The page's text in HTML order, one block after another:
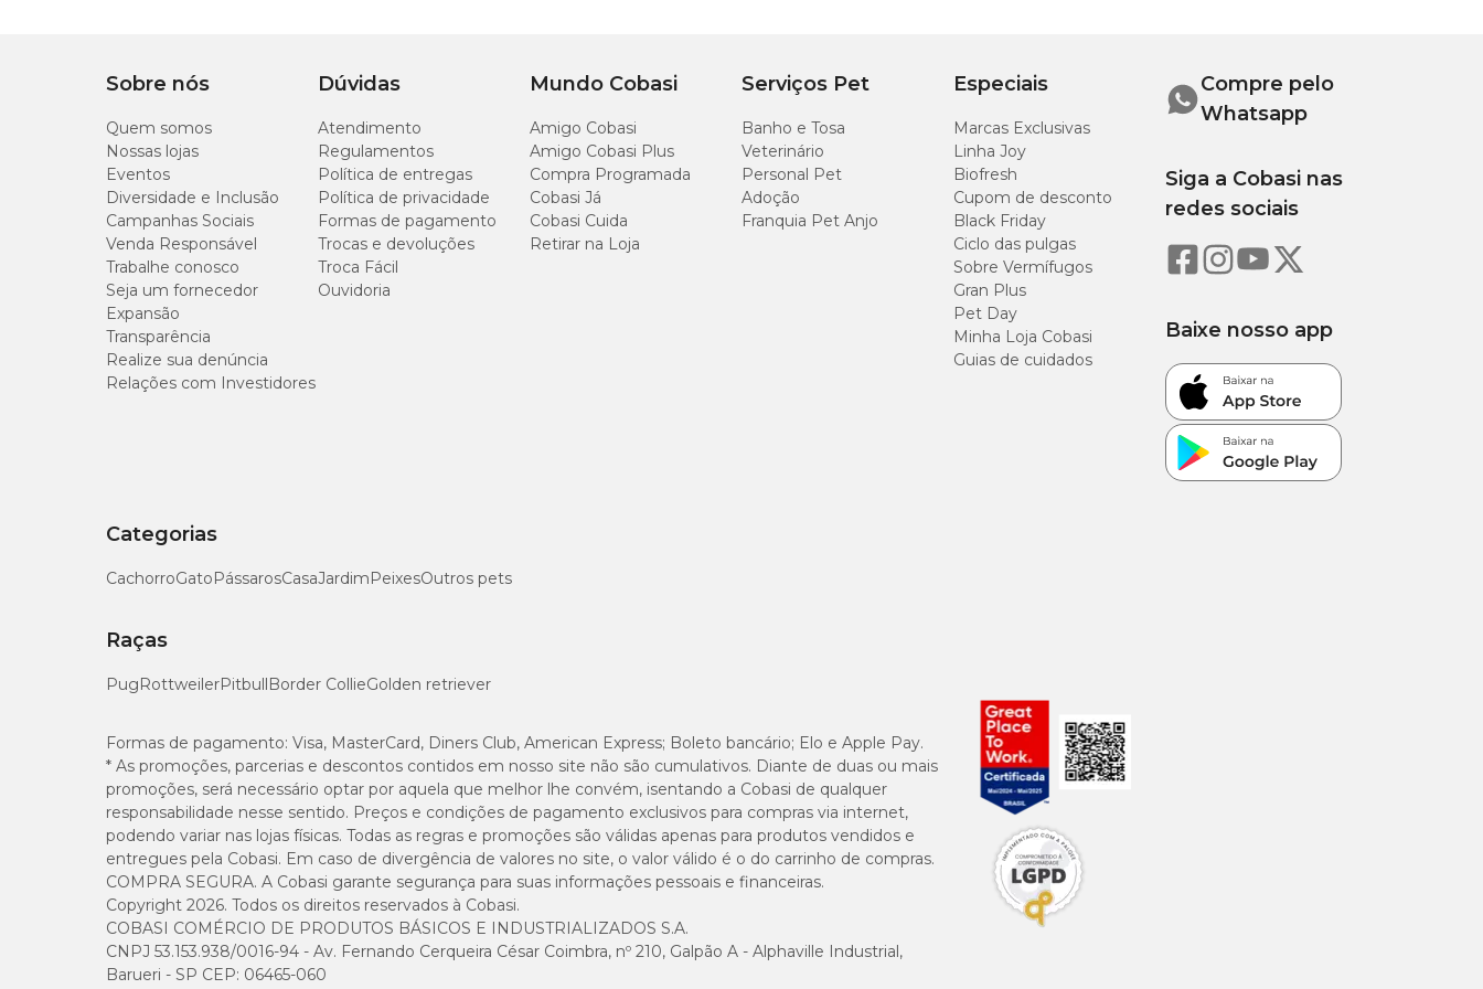
Sobre nós
Quem somos
Nossas lojas
Eventos
Diversidade e Inclusão
Campanhas Sociais
Venda Responsável
Trabalhe conosco
Seja um fornecedor
Expansão
Transparência
Realize sua denúncia
Relações com Investidores
Dúvidas
Atendimento
Regulamentos
Política de entregas
Política de privacidade
Formas de pagamento
Trocas e devoluções
Troca Fácil
Ouvidoria
Mundo Cobasi
Amigo Cobasi
Amigo Cobasi Plus
Compra Programada
Cobasi Já
Cobasi Cuida
Retirar na Loja
Serviços Pet
Banho e Tosa
Veterinário
Personal Pet
Adoção
Franquia Pet Anjo
Especiais
Marcas Exclusivas
Linha Joy
Biofresh
Cupom de desconto
Black Friday
Ciclo das pulgas
Sobre Vermífugos
Gran Plus
Pet Day
Minha Loja Cobasi
Guias de cuidados
Categorias
CachorroGatoPássarosCasaJardimPeixesOutros pets
Raças
PugRottweilerPitbullBorder CollieGolden retriever
Compre pelo
Whatsapp
Siga a Cobasi nas
redes sociais
Baixe nosso app
Formas de pagamento: Visa, MasterCard, Diners Club, American Express; Boleto bancário; Elo e Apple Pay.
* As promoções, parcerias e descontos contidos em nosso site não são cumulativos. Diante de duas ou mais
promoções, será necessário optar por aquela que melhor lhe convém, isentando a Cobasi de qualquer
responsabilidade nesse sentido. Preços e condições de pagamento exclusivos para compras via internet,
podendo variar nas lojas físicas. Todas as regras e promoções são válidas apenas para produtos vendidos e
entregues pela Cobasi. Em caso de divergência de valores no site, o valor válido é o do carrinho de compras.
COMPRA SEGURA. A Cobasi garante segurança para suas informações pessoais e financeiras.
Copyright 2026. Todos os direitos reservados à Cobasi.
COBASI COMÉRCIO DE PRODUTOS BÁSICOS E INDUSTRIALIZADOS S.A.
CNPJ 53.153.938/0016-94 - Av. Fernando Cerqueira César Coimbra, nº 210, Galpão A - Alphaville Industrial,
Barueri - SP CEP: 06465-060